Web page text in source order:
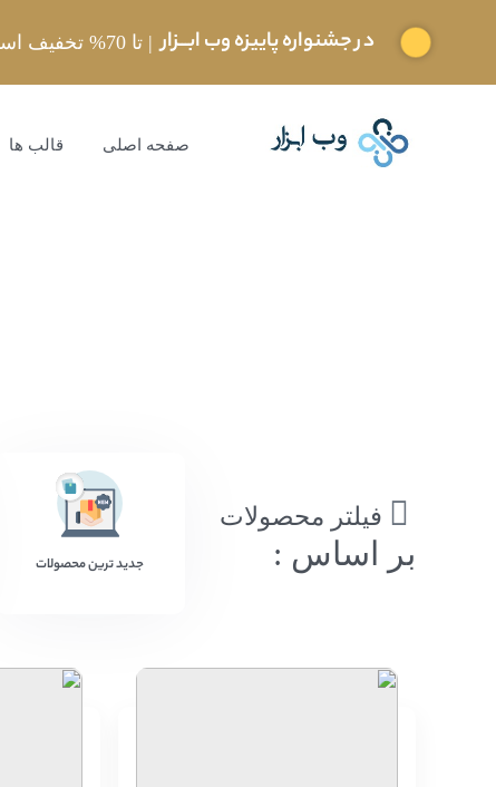
در جشنواره پاییزه وب ابـــزار | تا 70% تخفیف استثنایی
صفحه اصلی قالب ها
فیلتر محصولات
بر اساس : جدید ترین محصولات